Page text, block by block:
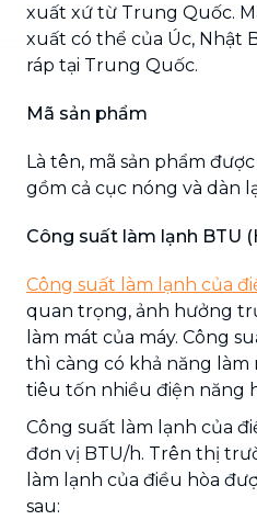
xuất xứ từ Trung Quốc.
xuất có thể của Úc, Nhật
ráp tại Trung Quốc.
Mã sản phẩm
Là tên, mã sản phẩm
gồm cả cục nóng và dàn
Công suất làm lạnh BTU
Công suất làm lạnh của
quan trọng, ảnh hưởng
làm mát của máy. Công
thì càng có khả năng
tiêu tốn nhiều điện năng
Công suất làm lạnh của
đơn vị BTU/h. Trên thị
làm lạnh của điều hòa
sau: